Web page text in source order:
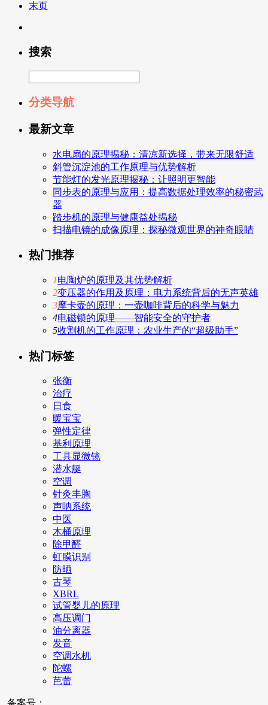
末页
搜索
分类导航
最新文章
水电扇的原理揭秘：清凉新选择，带来无限舒适
斜管沉淀池的工作原理与优势解析
节能灯的发光原理揭秘：让照明更智能
同步表的原理与应用：提高数据处理效率的秘密武
器
踏步机的原理与健康益处揭秘
扫描电镜的成像原理：探秘微观世界的神奇眼睛
热门推荐
1电陶炉的原理及其优势解析
2变压器的作用及原理：电力系统背后的无声英雄
3摩卡壶的原理：一壶咖啡背后的科学与魅力
4电磁锁的原理——智能安全的守护者
5收割机的工作原理：农业生产的“超级助手”
热门标签
张衡
治疗
日食
暖宝宝
弹性定律
基利原理
工具显微镜
潜水艇
空调
针灸丰胸
声呐系统
中医
木桶原理
除甲醛
虹膜识别
防晒
古琴
XBRL
试管婴儿的原理
高压调门
油分离器
发音
空调水机
陀螺
芭蕾